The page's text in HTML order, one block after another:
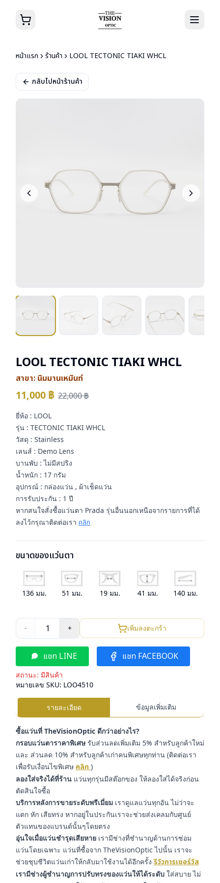
หน้าแรก ร้านค้า LOOL TECTONIC TIAKI WHCL
กลับไปหน้าร้านค้า
LOOL TECTONIC TIAKI WHCL
สาขา: นิมมานเหมินท์
11,000 ฿ 22,000฿
ยี่ห้อ : LOOL
รุ่น : TECTONIC TIAKI WHCL
วัสดุ : Stainless
เลนส์ : Demo Lens
บานพับ : ไม่มีสปริง
น้ำหนัก : 17 กรัม
อุปกรณ์ : กล่องแว่น , ผ้าเช็ดแว่น
การรับประกัน : 1 ปี
หากสนใจสั่งชื้อแว่นตา Prada รุ่นอื่นนอกเหนือจากรายการที่ได้
ลงไว้กรุณาติดต่อเรา คลิก
ขนาดของแว่นตา
136 มม. 51 มม. 19มม. 41 มม. 140มม.
- 1 + เพิ่มลงตะกร้า
แชท LINE แชท FACEBOOK
สถานะ: มีสินค้า
หมายเลข SKU: LOO4510
รายละเอียด ข้อมูลเพิ่มเติม
ซื้อแว่นที่ TheVisionOptic ดีกว่าอย่างไร?
กรอบแว่นตาราคาพิเศษ รับส่วนลดเพิ่มเติม 5% สำหรับลูกค้าใหม่
และ ส่วนลด 10% สำหรับลูกค้าเก่าคนพิเศษทุกท่าน (ติดต่อเรา
เพื่อรับเงื่อนไขพิเศษ คลิก )
ลองใส่จริงได้ที่ร้าน แว่นทุกรุ่นมีสต๊อกของ ให้ลองใส่ได้จริงก่อน
ตัดสินใจซื้อ
บริการหลังการขายระดับพรีเมี่ยม เราดูแลแว่นทุกอัน ไม่ว่าจะ
แตก หัก เสียทรง หากอยู่ในประกันเราจะช่วยส่งเคลมกับศูนย์
ตัวแทนของแบรนด์นั้นๆโดยตรง
อุ่นใจเมื่อแว่นชำรุดเสียหาย เรามีช่างที่ชำนาญด้านการซ่อม
แว่นโดยเฉพาะ แว่นที่ซื้อจาก TheVisionOptic ไปนั้น เราจะ
ช่วยชุบชีวิตแว่นเก่าให้กลับมาใช้งานได้อีกครั้งรีวิวการเซอร์วิส
เรามีช่างผู้ชำนาญการปรับทรงของแว่นให้ได้ระดับ ใส่สบาย ไม่